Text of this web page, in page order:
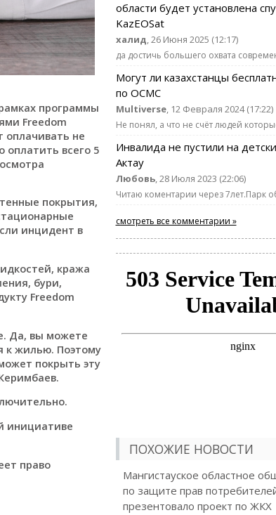
программы
Freedom
оплачивать не
всего 5
покрытия,
инцидент в
кража
бури,
Freedom
Да, вы можете
к жилью. Поэтому
покрыть эту
инициативе
право
области будет установлена
KazEOSat
халид, 26 Июня 2025 (12:17)
да достичь большего охвата
Могут ли казахстанцы
по ОСМС
Multiverse, 12 Февраля 2024 (17:22)
Не понял, а что не счёт людей
Инвалида не пустили на
Актау
Любовь, 28 Июля 2023 (22:06)
Читаю коментарии через 7лет.Парк
смотреть все комментарии »
ПОХОЖИЕ НОВОСТИ
Мангистауское областное
по защите прав
презентовало проект по ЖКХ